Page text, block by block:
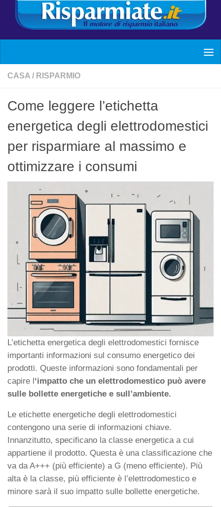
CASA / RISPARMIO
Come leggere l’etichetta
energetica degli elettrodomestici
per risparmiare al massimo e
ottimizzare i consumi
L’etichetta energetica degli elettrodomestici fornisce
importanti informazioni sul consumo energetico dei
prodotti. Queste informazioni sono fondamentali per
capire l‘impatto che un elettrodomestico può avere
sulle bollette energetiche e sull’ambiente.
Le etichette energetiche degli elettrodomestici
contengono una serie di informazioni chiave.
Innanzitutto, specificano la classe energetica a cui
appartiene il prodotto. Questa è una classificazione che
va da A+++ (più efficiente) a G (meno efficiente). Più
alta è la classe, più efficiente è l’elettrodomestico e
minore sarà il suo impatto sulle bollette energetiche.